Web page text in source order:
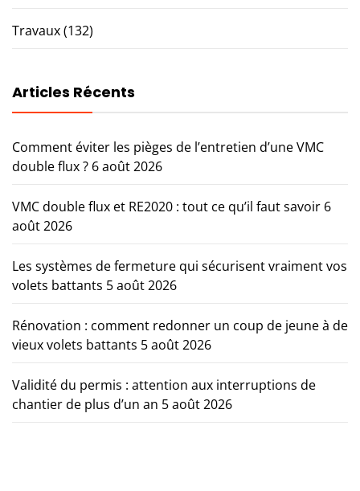
Travaux(132)
Articles Récents
Comment éviter les pièges de l’entretien d’une VMC
double flux ? 6 août 2026
VMC double flux et RE2020 : tout ce qu’il faut savoir 6
août 2026
Les systèmes de fermeture qui sécurisent vraiment vos
volets battants 5 août 2026
Rénovation : comment redonner un coup de jeune à de
vieux volets battants 5 août 2026
Validité du permis : attention aux interruptions de
chantier de plus d’un an 5 août 2026